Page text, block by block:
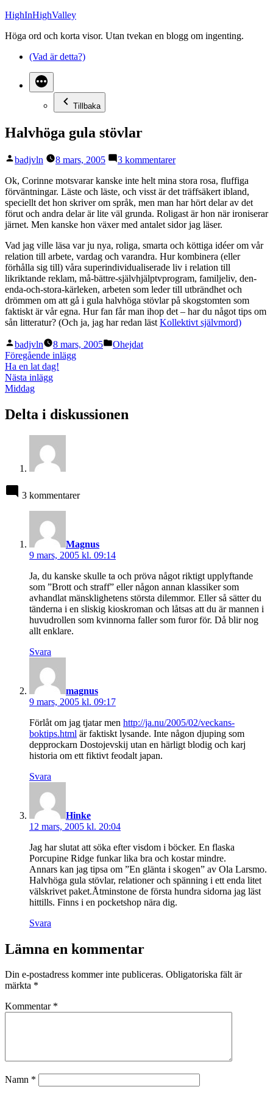
Hoppa
innehåll
HighInHighValley
Höga ord och korta visor. Utan tvekan en blogg om ingenting.
(Vad är detta?)
Tillbaka
Halvhöga gula stövlar
Publicerat
badjvln 8 mars, 2005 3 kommentarertill
gula
stövlar
Ok, Corinne motsvarar kanske inte helt mina stora rosa, fluffiga
förväntningar. Läste och läste, och visst är det träffsäkert ibland,
speciellt det hon skriver om språk, men man har hört delar av det
förut och andra delar är lite väl grunda. Roligast är hon när ironiserar
järnet. Men kanske hon växer med antalet sidor jag läser.
Vad jag ville läsa var ju nya, roliga, smarta och köttiga idéer om vår
relation till arbete, vardag och varandra. Hur kombinera (eller
förhålla sig till) våra superindividualiserade liv i relation till
likriktande reklam, må-bättre-självhjälptvprogram, familjeliv, den-
enda-och-stora-kärleken, arbeten som leder till utbrändhet och
drömmen om att gå i gula halvhöga stövlar på skogstomten som
faktiskt är vår egna. Hur fan får man ihop det – har du något tips om
sån litteratur? (Och ja, jag har redan läst Kollektivt självmord)
Publicerat
av
badjvln 8 mars, 2005
Publicerat
Ohejdat
Inläggsnavigering
Föregående inläggFöregående
Ha en lat dag!
Nästa inläggNästa
Middag
Delta i diskussionen
3 kommentarer
Magnus
9 mars, 2005 kl. 09:14
Ja, du kanske skulle ta och pröva något riktigt upplyftande
som ”Brott och straff” eller någon annan klassiker som
avhandlat mänsklighetens största dilemmor. Eller så sätter du
tänderna i en sliskig kioskroman och låtsas att du är mannen i
huvudrollen som kvinnorna faller som furor för. Då blir nog
allt enklare.
Svara
magnus
9 mars, 2005 kl. 09:17
Förlåt om jag tjatar men http://ja.nu/2005/02/veckans-
boktips.html är faktiskt lysande. Inte någon djuping som
depprockarn Dostojevskij utan en härligt blodig och karj
historia om ett fiktivt feodalt japan.
Svara
Hinke
12 mars, 2005 kl. 20:04
Jag har slutat att söka efter visdom i böcker. En flaska
Porcupine Ridge funkar lika bra och kostar mindre.
Annars kan jag tipsa om ”En glänta i skogen” av Ola Larsmo.
Halvhöga gula stövlar, relationer och spänning i ett enda litet
välskrivet paket.Åtminstone de första hundra sidorna jag läst
hittills. Finns i en pocketshop nära dig.
Svara
Lämna en kommentar
Din e-postadress kommer inte publiceras. Obligatoriska fält är
märkta *
Kommentar *
Namn *